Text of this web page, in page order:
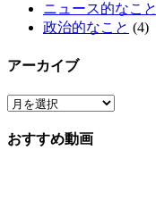
ニュース的なこと
政治的なこと (4)
アーカイブ
おすすめ動画